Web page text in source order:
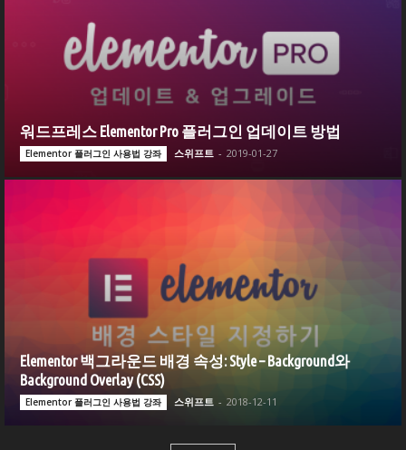
워드프레스 Elementor Pro 플러그인 업데이트 방법
Elementor 플러그인 사용법 강좌 스위프트 - 2019-01-27
Elementor 백그라운드 배경 속성: Style – Background와
Background Overlay (CSS)
Elementor 플러그인 사용법 강좌 스위프트 - 2018-12-11